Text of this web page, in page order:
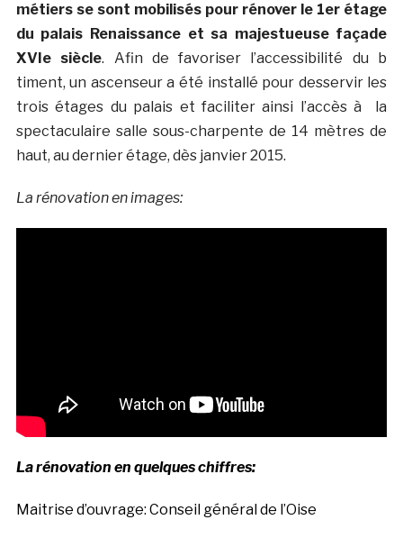
métiers se sont mobilisés pour rénover le 1er étage
du palais Renaissance et sa majestueuse façade
XVIe siècle. Afin de favoriser l’accessibilité du b
timent, un ascenseur a été installé pour desservir les
trois étages du palais et faciliter ainsi l’accès à la
spectaculaire salle sous-charpente de 14 mètres de
haut, au dernier étage, dès janvier 2015.
La rénovation en images:
La rénovation en quelques chiffres:
Maitrise d’ouvrage: Conseil général de l’Oise